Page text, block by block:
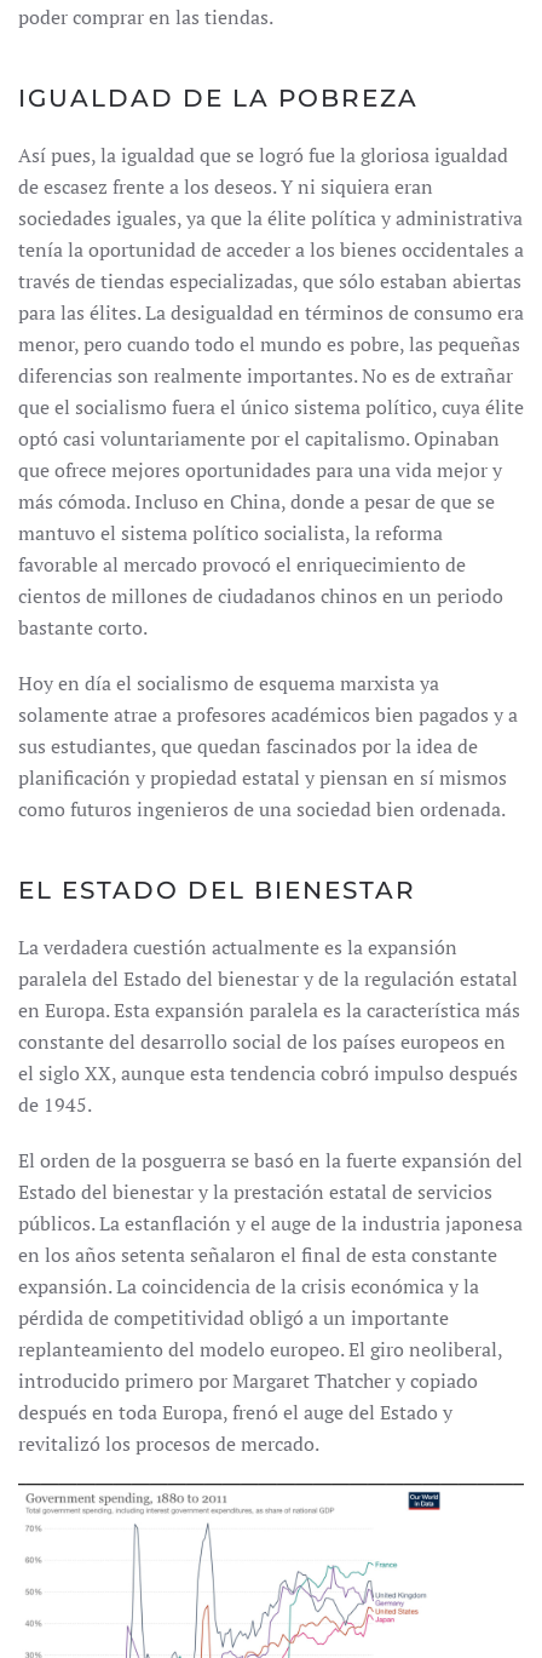
poder comprar en las tiendas.
IGUALDAD DE LA POBREZA
Así pues, la igualdad que se logró fue la gloriosa igualdad
de escasez frente a los deseos. Y ni siquiera eran
sociedades iguales, ya que la élite política y administrativa
tenía la oportunidad de acceder a los bienes occidentales a
través de tiendas especializadas, que sólo estaban abiertas
para las élites. La desigualdad en términos de consumo era
menor, pero cuando todo el mundo es pobre, las pequeñas
diferencias son realmente importantes. No es de extrañar
que el socialismo fuera el único sistema político, cuya élite
optó casi voluntariamente por el capitalismo. Opinaban
que ofrece mejores oportunidades para una vida mejor y
más cómoda. Incluso en China, donde a pesar de que se
mantuvo el sistema político socialista, la reforma
favorable al mercado provocó el enriquecimiento de
cientos de millones de ciudadanos chinos en un periodo
bastante corto.
Hoy en día el socialismo de esquema marxista ya
solamente atrae a profesores académicos bien pagados y a
sus estudiantes, que quedan fascinados por la idea de
planificación y propiedad estatal y piensan en sí mismos
como futuros ingenieros de una sociedad bien ordenada.
EL ESTADO DEL BIENESTAR
La verdadera cuestión actualmente es la expansión
paralela del Estado del bienestar y de la regulación estatal
en Europa. Esta expansión paralela es la característica más
constante del desarrollo social de los países europeos en
el siglo XX, aunque esta tendencia cobró impulso después
de 1945.
El orden de la posguerra se basó en la fuerte expansión del
Estado del bienestar y la prestación estatal de servicios
públicos. La estanflación y el auge de la industria japonesa
en los años setenta señalaron el final de esta constante
expansión. La coincidencia de la crisis económica y la
pérdida de competitividad obligó a un importante
replanteamiento del modelo europeo. El giro neoliberal,
introducido primero por Margaret Thatcher y copiado
después en toda Europa, frenó el auge del Estado y
revitalizó los procesos de mercado.